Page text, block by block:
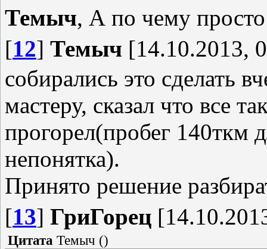
Темыч, А по чему
[12] Темыч [14.10.2013,
собирались это сделать
мастеру, сказал что все
прогорел(пробег 140ткм
непонятка).
Принято решение
[13] ГриГорец
Цитата Темыч ()